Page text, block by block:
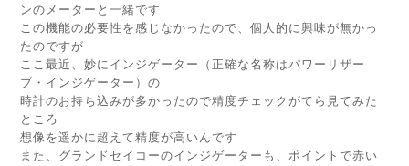
ンのメーターと一緒です
この機能の必要性を感じなかったので、個人的に興味が無かっ
たのですが
ここ最近、妙にインジゲーター（正確な名称はパワーリザー
ブ・インジゲーター）の
時計のお持ち込みが多かったので精度チェックがてら見てみた
ところ
想像を遥かに超えて精度が高いんです
また、グランドセイコーのインジゲーターも、ポイントで赤い